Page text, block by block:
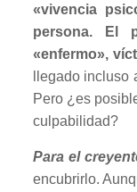
«vivencia
persona. El
«enfermo»,
llegado
Pero ¿es
culpabilidad?
Para el
encubrirlo.